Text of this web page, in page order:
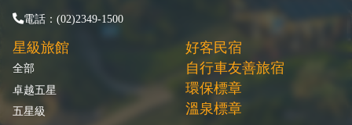
電話：(02)2349-1500
星級旅館
全部
卓越五星
五星級
好客民宿
自行車友善旅宿
環保標章
溫泉標章